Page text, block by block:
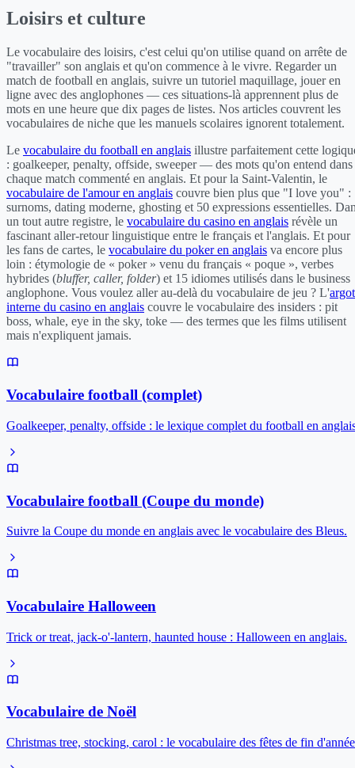
Loisirs et culture
Le vocabulaire des loisirs, c'est celui qu'on utilise quand on arrête de
"travailler" son anglais et qu'on commence à le vivre. Regarder un
match de football en anglais, suivre un tutoriel maquillage, jouer en
ligne avec des anglophones — ces situations-là apprennent plus de
mots en une heure que dix pages de listes. Nos articles couvrent les
vocabulaires de niche que les manuels scolaires ignorent totalement.
Le vocabulaire du football en anglais illustre parfaitement cette
: goalkeeper, penalty, offside, sweeper — des mots qu'on entend dans
chaque match commenté en anglais. Et pour la Saint-Valentin, le
vocabulaire de l'amour en anglais couvre bien plus que "I love you" :
surnoms, dating moderne, ghosting et 50 expressions essentielles.
un tout autre registre, le vocabulaire du casino en anglais révèle un
fascinant aller-retour linguistique entre le français et l'anglais. Et pour
les fans de cartes, le vocabulaire du poker en anglais va encore plus
loin : étymologie de « poker » venu du français « poque », verbes
hybrides (bluffer, caller, folder) et 15 idiomes utilisés dans le business
anglophone. Vous voulez aller au-delà du vocabulaire de jeu ? L'argot
interne du casino en anglais couvre le vocabulaire des insiders : pit
boss, whale, eye in the sky, toke — des termes que les films utilisent
mais n'expliquent jamais.
Vocabulaire football (complet)
Goalkeeper, penalty, offside : le lexique complet du football en
Vocabulaire football (Coupe du monde)
Suivre la Coupe du monde en anglais avec le vocabulaire des Bleus.
Vocabulaire Halloween
Trick or treat, jack-o'-lantern, haunted house : Halloween en anglais.
Vocabulaire de Noël
Christmas tree, stocking, carol : le vocabulaire des fêtes de fin